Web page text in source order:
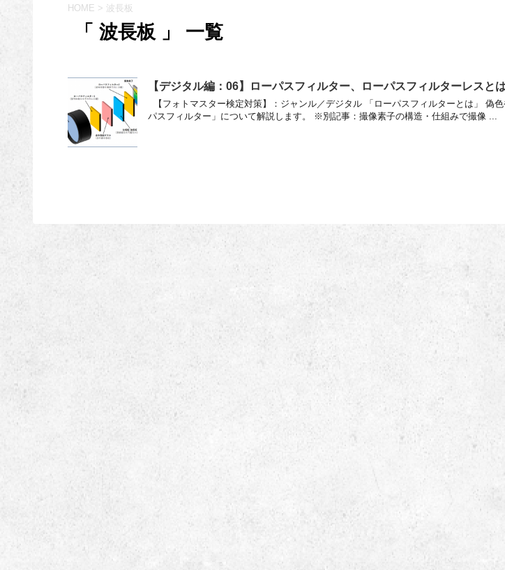
HOME > 波長板
「 波長板 」 一覧
【デジタル編：06】ローパスフィルター、ローパスフィルターレスと
【フォトマスター検定対策】：ジャンル／デジタル 「ローパスフィルターとは」 偽
パスフィルター」について解説します。 ※別記事：撮像素子の構造・仕組みで撮像 ...